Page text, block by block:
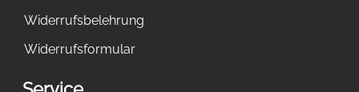
Widerrufsbelehrung
Widerrufsformular